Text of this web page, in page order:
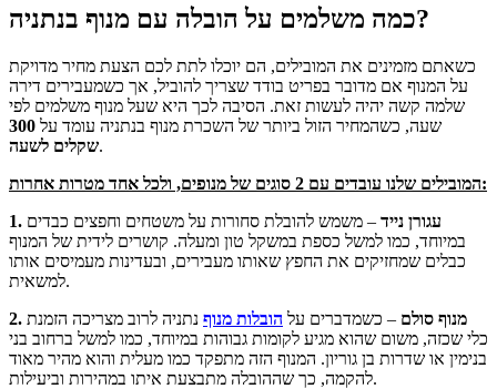
כמה משלמים על הובלה עם מנוף בנתניה?
כשאתם מזמינים את המובילים, הם יוכלו לתת לכם הצעת מחיר מדויקת
על המנוף אם מדובר בפריט בודד שצריך להוביל, אך כשמעבירים דירה
שלמה קשה יהיה לעשות זאת. הסיבה לכך היא שעל מנוף משלמים לפי
שעה, כשהמחיר הזול ביותר של השכרת מנוף בנתניה עומד על 300
שקלים לשעה.
המובילים שלנו עובדים עם 2 סוגים של מנופים, ולכל אחד מטרות אחרות:
1. עגורן נייד – משמש להובלת סחורות על משטחים וחפצים כבדים
במיוחד, כמו למשל כספת במשקל טון ומעלה. קושרים לידית של המנוף
כבלים שמחזיקים את החפץ שאותו מעבירים, ובעדינות מעמיסים אותו
למשאית.
2. מנוף סולם – כשמדברים על הובלות מנוף נתניה לרוב מצריכה הזמנת
כלי שכזה, משום שהוא מגיע לקומות גבוהות במיוחד, כמו למשל ברחוב בני
בנימין או שדרות בן גוריון. המנוף הזה מתפקד כמו מעלית והוא מהיר מאוד
להקמה, כך שההובלה מתבצעת איתו במהירות וביעילות.